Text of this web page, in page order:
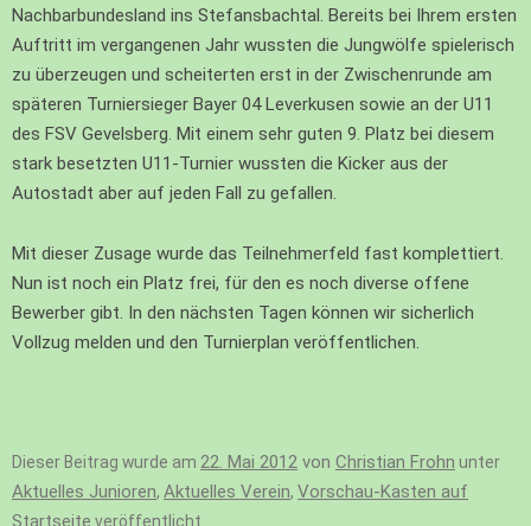
Nachbarbundesland ins Stefansbachtal. Bereits bei Ihrem ersten
Auftritt im vergangenen Jahr wussten die Jungwölfe spielerisch
zu überzeugen und scheiterten erst in der Zwischenrunde am
späteren Turniersieger Bayer 04 Leverkusen sowie an der U11
des FSV Gevelsberg. Mit einem sehr guten 9. Platz bei diesem
stark besetzten U11-Turnier wussten die Kicker aus der
Autostadt aber auf jeden Fall zu gefallen.
Mit dieser Zusage wurde das Teilnehmerfeld fast komplettiert.
Nun ist noch ein Platz frei, für den es noch diverse offene
Bewerber gibt. In den nächsten Tagen können wir sicherlich
Vollzug melden und den Turnierplan veröffentlichen.
Dieser Beitrag wurde am 22. Mai 2012 von Christian Frohn unter
Aktuelles Junioren, Aktuelles Verein, Vorschau-Kasten auf
Startseite veröffentlicht.